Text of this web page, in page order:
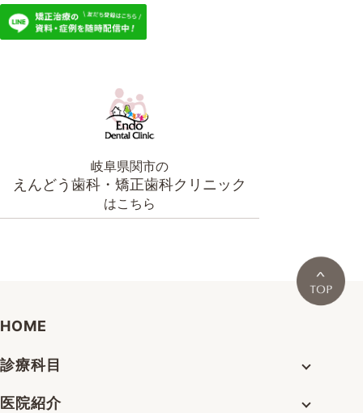
岐阜県関市の
えんどう歯科・矯正歯科クリニック
はこちら
HOME
診療科目
医院紹介